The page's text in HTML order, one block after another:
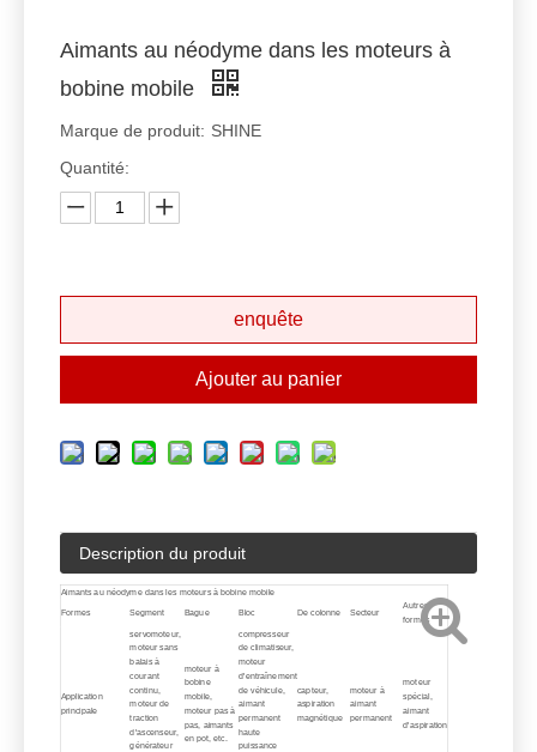
Aimants au néodyme dans les moteurs à
bobine mobile
Marque de produit: SHINE
Quantité:
enquête
Ajouter au panier
Description du produit
Aimants au néodyme dans les moteurs à bobine mobile
Formes Segment Bague Bloc De colonne Secteur
Autres
formes
Application
principale
servomoteur,
moteur sans
balais à
courant
continu,
moteur de
traction
d'ascenseur,
générateur
moteur à
bobine
mobile,
moteur pas à
pas, aimants
en pot, etc.
compresseur
de climatiseur,
moteur
d'entraînement
de véhicule,
aimant
permanent
haute
puissance
capteur,
aspiration
magnétique
moteur à
aimant
permanent
moteur
spécial,
aimant
d'aspiration